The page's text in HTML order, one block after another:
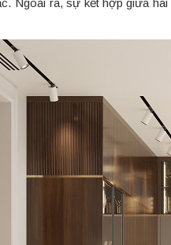
Ngoài ra, sự kết hợp giữa